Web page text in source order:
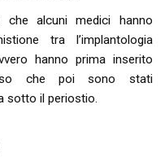
che alcuni medici hanno
tra l’implantologia
hanno prima inserito
che poi sono stati
sotto il periostio.